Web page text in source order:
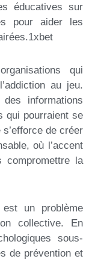
éducatives sur
pour aider les
qui
au jeu.
informations
qui pourraient se
de créer
où l’accent
la
un problème
collective. En
sous-
de prévention et